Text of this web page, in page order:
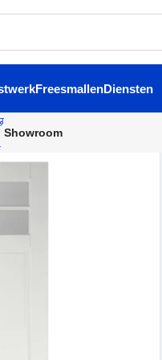
FreesmallenDiensten
Showroom